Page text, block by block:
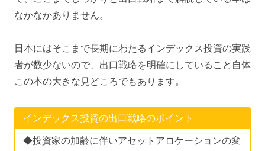
なかなかありません。
日本にはそこまで長期にわたるインデックス投資の実践
者が数少ないので、出口戦略を明確にしていること自体
この本の大きな見どころでもあります。
インデックス投資の出口戦略のポイント
◆投資家の加齢に伴いアセットアロケーションの変